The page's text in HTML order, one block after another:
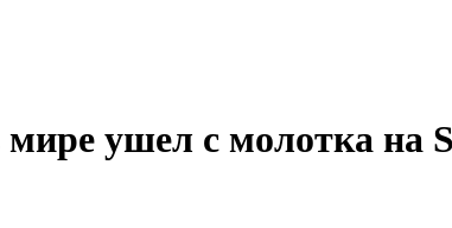
ушел с молотка на